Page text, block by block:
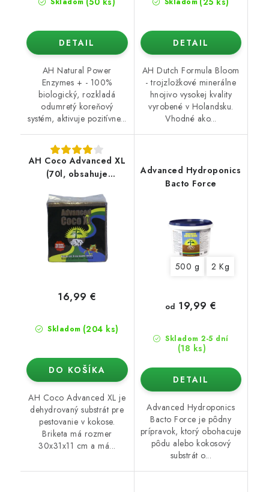
DETAIL
AH Natural Power
Enzymes + - 100%
biologický, rozkladá
odumretý koreňový
systém, aktivuje pozitívne...
DETAIL
AH Dutch Formula Bloom
- trojzložkové minerálne
hnojivo vysokej kvality
vyrobené v Holandsku.
Vhodné ako...
AH Coco Advanced XL
(70l, obsahuje
Skladom (204 ks)
16,99 €
DO KOŠÍKA
AH Coco Advanced XL je
dehydrovaný substrát pre
pestovanie v kokose.
Briketa má rozmer
30x31x11 cm a má...
Advanced Hydroponics
Bacto Force
500 g 2 Kg
Skladom 2-5 dní
(18 ks)
od 19,99 €
DETAIL
Advanced Hydroponics
Bacto Force je pôdny
prípravok, ktorý obohacuje
pôdu alebo kokosový
substrát o...